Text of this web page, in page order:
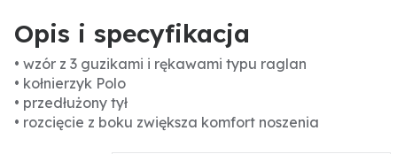
Opis i specyfikacja
• wzór z 3 guzikami i rękawami typu raglan
• kołnierzyk Polo
• przedłużony tył
• rozcięcie z boku zwiększa komfort noszenia